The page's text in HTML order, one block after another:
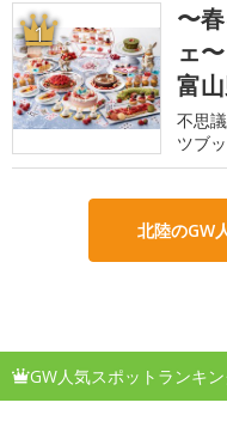
1
〜
ェ
富
不思
ツブ
北陸のGW
GW人気スポットランキン